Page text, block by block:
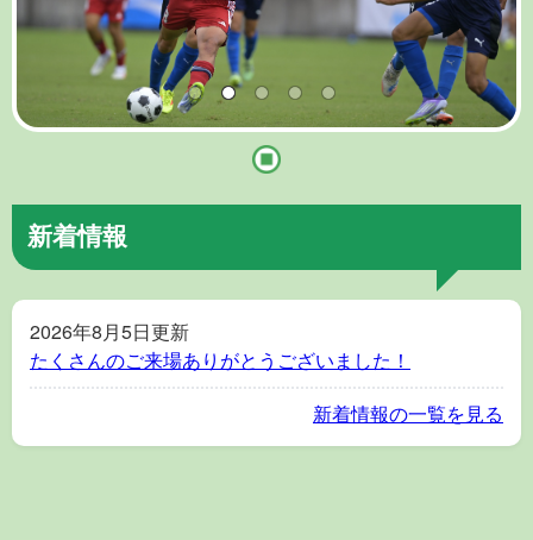
新着情報
2026年8月5日更新
たくさんのご来場ありがとうございました！
新着情報の一覧を見る